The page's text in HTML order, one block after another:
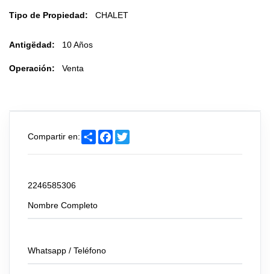
Tipo de Propiedad: CHALET
Antigëdad:
Operación:
10 Años
Venta
Compartir en: ShareFacebook
2246585306